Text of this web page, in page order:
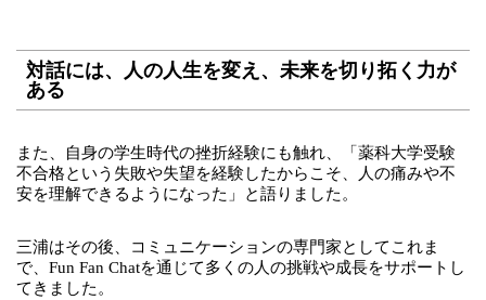
対話には、人の人生を変え、未来を切り拓く力が
ある
また、自身の学生時代の挫折経験にも触れ、「薬科大学受験
不合格という失敗や失望を経験したからこそ、人の痛みや不
安を理解できるようになった」と語りました。
三浦はその後、コミュニケーションの専門家として これま
で、Fun Fan Chatを通じて多くの人の挑戦や成長をサポートし
てきました。